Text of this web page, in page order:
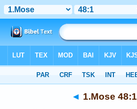
◄ 1.Mose 48:1